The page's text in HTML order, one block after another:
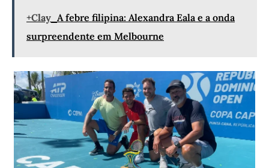
+Clay A febre filipina: Alexandra Eala e a onda
surpreendente em Melbourne